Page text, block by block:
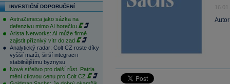
INVESTIČNÍ DOPORUČENÍ
AstraZeneca jako sázka na
defenzivu mimo AI horečku
Arista Networks: AI může firmě
zajistit příznivý vítr do zad
Analytický radar: Colt CZ roste díky
vyšší marži, širší integraci i
stabilnějšímu byznysu
Nové střelivo pro další růst. Patria
mění cílovou cenu pro Colt CZ